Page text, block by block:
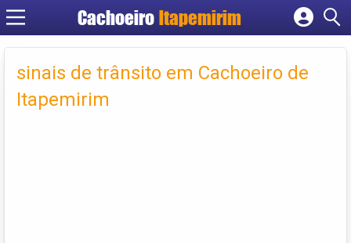
Cachoeiro Itapemirim
Cadastrar empresa
Criar conta
sinais de trânsito em Cachoeiro de
Itapemirim